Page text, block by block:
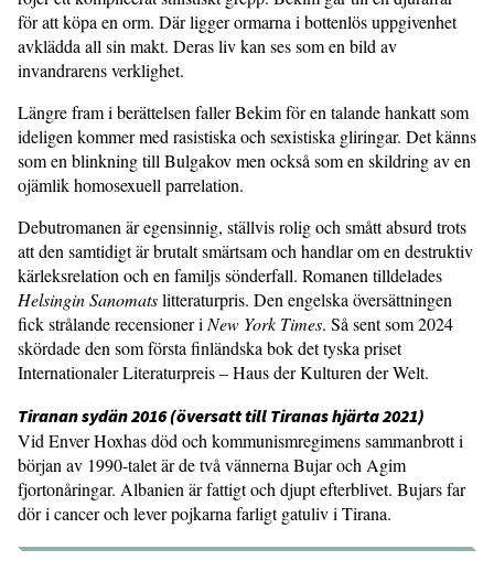
för att köpa en orm. Där ligger ormarna i bottenlös uppgivenhet
avklädda all sin makt. Deras liv kan ses som en bild av
invandrarens verklighet.
Längre fram i berättelsen faller Bekim för en talande hankatt som
ideligen kommer med rasistiska och sexistiska gliringar. Det känns
som en blinkning till Bulgakov men också som en skildring av en
ojämlik homosexuell parrelation.
Debutromanen är egensinnig, ställvis rolig och smått absurd trots
att den samtidigt är brutalt smärtsam och handlar om en destruktiv
kärleksrelation och en familjs sönderfall. Romanen tilldelades
Helsingin Sanomatslitteraturpris. Den engelska översättningen
fick strålande recensioner i New York Times. Så sent som 2024
skördade den som första finländska bok det tyska priset
Internationaler Literaturpreis – Haus der Kulturen der Welt.
Tiranan sydän 2016 (översatt till Tiranas hjärta 2021)
Vid Enver Hoxhas död och kommunismregimens sammanbrott i
början av 1990-talet är de två vännerna Bujar och Agim
fjortonåringar. Albanien är fattigt och djupt efterblivet. Bujars far
dör i cancer och lever pojkarna farligt gatuliv i Tirana.